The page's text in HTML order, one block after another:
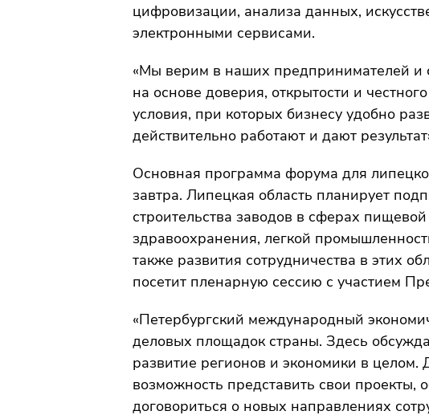
цифровизации, анализа данных,
электронными сервисами.
«Мы верим в наших предпринимателей и
на основе доверия, открытости и
условия, при которых бизнесу удобно
действительно работают и дают
Основная программа форума для
завтра. Липецкая область планирует
строительства заводов в сферах
здравоохранения, легкой
также развития сотрудничества в этих
посетит пленарную сессию с участием
«Петербургский международный
деловых площадок страны. Здесь
развитие регионов и экономики в целом.
возможность представить свои проекты,
договориться о новых направлениях